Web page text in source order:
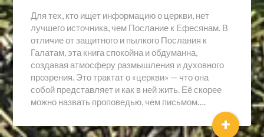
Для тех, кто ищет информацию о церкви, нет
лучшего источника, чем Послание к Ефесянам. В
отличие от защитного и пылкого Послания к
Галатам, эта книга спокойна и обдуманна,
создавая атмосферу размышления и духовного
прозрения. Это трактат о «церкви» — что она
собой представляет и как в ней жить. Её скорее
можно назвать проповедью, чем письмом….
+